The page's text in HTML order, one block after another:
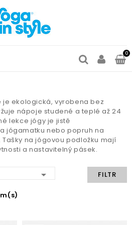
0
je ekologická, vyrobena bez
nápoje studené a teplé až 24
lekce jógy je jistě
jógamatku nebo popruh na
na jógovou podložku mají
a nastavitelný pásek.
 FILTR